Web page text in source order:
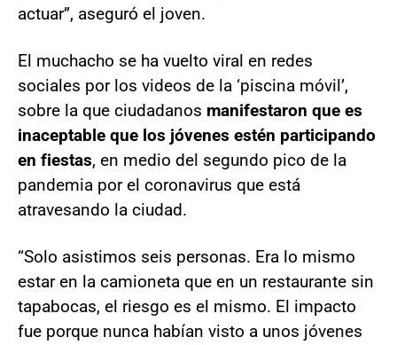
actuar”, aseguró el joven.
El muchacho se ha vuelto viral en redes
sociales por los videos de la ‘piscina móvil’,
sobre la que ciudadanos manifestaron que es
inaceptable que los jóvenes estén participando
en fiestas, en medio del segundo pico de la
pandemia por el coronavirus que está
atravesando la ciudad.
“Solo asistimos seis personas. Era lo mismo
estar en la camioneta que en un restaurante sin
tapabocas, el riesgo es el mismo. El impacto
fue porque nunca habían visto a unos jóvenes